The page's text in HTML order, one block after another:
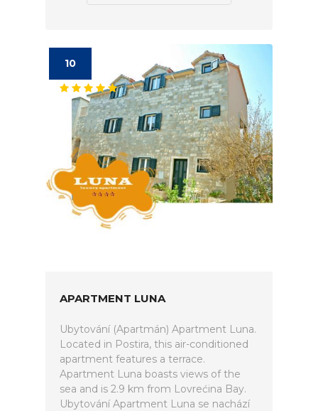
10
APARTMENT LUNA
Ubytování (Apartmán) Apartment Luna.
Located in Postira, this air-conditioned
apartment features a terrace.
Apartment Luna boasts views of the
sea and is 2.9 km from Lovrećina Bay.
Ubytování Apartment Luna se nachází